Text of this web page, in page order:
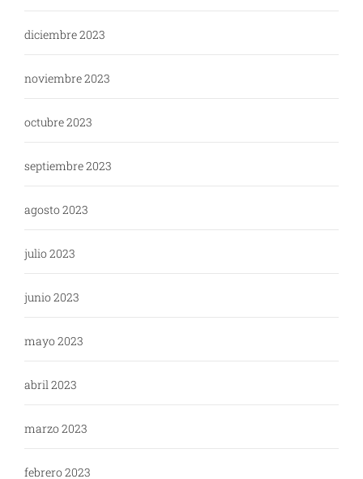
diciembre 2023
noviembre 2023
octubre 2023
septiembre 2023
agosto 2023
julio 2023
junio 2023
mayo 2023
abril 2023
marzo 2023
febrero 2023